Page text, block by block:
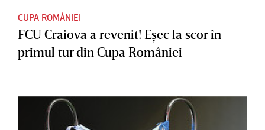
CUPA ROMÂNIEI
FCU Craiova a revenit! Eşec la scor în
primul tur din Cupa României